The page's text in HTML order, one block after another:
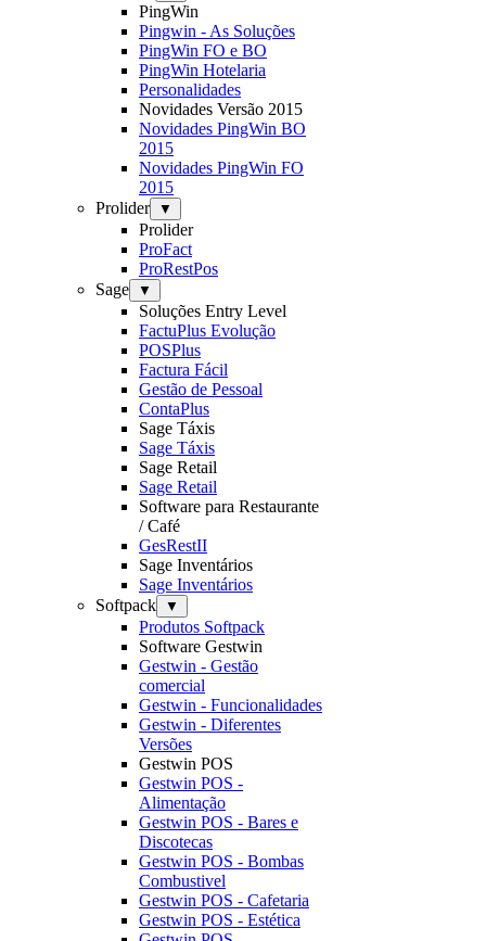
PingWin
Pingwin - As Soluções
PingWin FO e BO
PingWin Hotelaria
Personalidades
Novidades Versão 2015
Novidades PingWin BO
2015
Novidades PingWin FO
2015
Prolider
▼
Prolider
ProFact
ProRestPos
Sage
▼
Soluções Entry Level
FactuPlus Evolução
POSPlus
Factura Fácil
Gestão de Pessoal
ContaPlus
Sage Táxis
Sage Táxis
Sage Retail
Sage Retail
Software para Restaurante
/ Café
GesRestII
Sage Inventários
Sage Inventários
Softpack
▼
Produtos Softpack
Software Gestwin
Gestwin - Gestão
comercial
Gestwin - Funcionalidades
Gestwin - Diferentes
Versões
Gestwin POS
Gestwin POS -
Alimentação
Gestwin POS - Bares e
Discotecas
Gestwin POS - Bombas
Combustivel
Gestwin POS - Cafetaria
Gestwin POS - Estética